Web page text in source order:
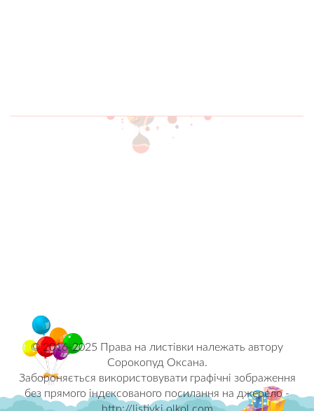
© 2016-2025 Права на листівки належать автору
Сорокопуд Оксана.
Забороняється використовувати графічні зображення
без прямого індексованого посилання на джерело -